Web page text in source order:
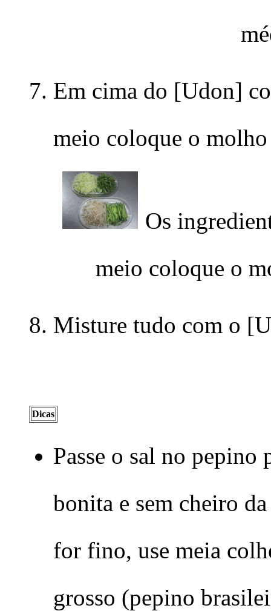
Em cima do [Udon]
meio coloque o
Os
meio coloque o
Misture tudo com o
Dicas
Passe o sal no pepino
bonita e sem cheiro
for fino, use meia
grosso (pepino